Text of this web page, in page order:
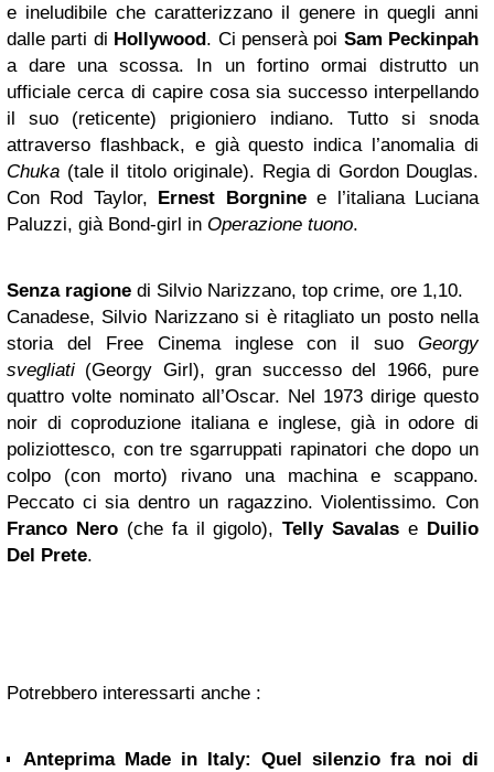
e ineludibile che caratterizzano il genere in quegli anni
dalle parti di Hollywood. Ci penserà poi Sam Peckinpah
a dare una scossa. In un fortino ormai distrutto un
ufficiale cerca di capire cosa sia successo interpellando
il suo (reticente) prigioniero indiano. Tutto si snoda
attraverso flashback, e già questo indica l’anomalia di
Chuka (tale il titolo originale). Regia di Gordon Douglas.
Con Rod Taylor, Ernest Borgninee l’italiana Luciana
Paluzzi, già Bond-girl in Operazione tuono.
Senza ragione di Silvio Narizzano, top crime, ore 1,10.
Canadese, Silvio Narizzano si è ritagliato un posto nella
storia del Free Cinema inglese con il suo Georgy
svegliati (Georgy Girl), gran successo del 1966, pure
quattro volte nominato all’Oscar. Nel 1973 dirige questo
noir di coproduzione italiana e inglese, già in odore di
poliziottesco, con tre sgarruppati rapinatori che dopo un
colpo (con morto) rivano una machina e scappano.
Peccato ci sia dentro un ragazzino. Violentissimo. Con
Franco Nero(che fa il gigolo),Telly Savalas e Duilio
Del Prete.
Potrebbero interessarti anche :
Anteprima Made in Italy: Quel silenzio fra noi di